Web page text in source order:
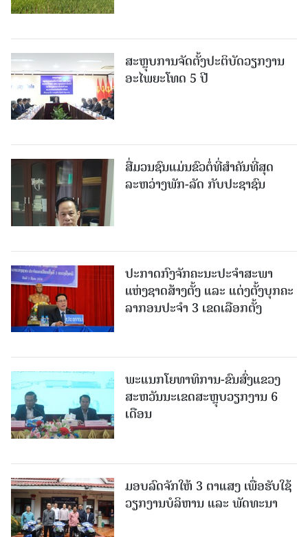
ສະຫຼຸບການຈັດຕັ້ງປະຕິບັດວຽກງານ
ອະໄພຍະໂທດ 5 ປີ
ສື່ມວນຊົນແມ່ນຂົວຕໍ່ທີ່ສໍາຄັນທີ່ສຸດ
ລະຫວ່າງພັກ-ລັດ ກັບປະຊາຊົນ
ປະກາດກົງຈັກຄະນະປະຈໍາສະພາ
ແຫ່ງຊາດສ້າງຕັ້ງ ແລະ ແຕ່ງຕັ້ງບຸກຄະ
ລາກອນປະຈໍາ 3 ເຂດເລືອກຕັ້ງ
ພະແນກໂຍທາທິການ-ຂົນສົ່ງແຂວງ
ສະຫວັນນະເຂດສະຫຼຸບວຽກງານ 6
ເດືອນ
ມອບລົດຈັກໃຫ້ 3 ຕາແສງ ເພື່ອຮັບໃຊ້
ວຽກງານບໍລິຫານ ແລະ ພັດທະນາ